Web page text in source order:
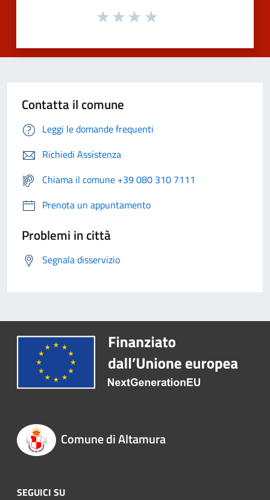
Contatta il comune
Leggi le domande frequenti
Richiedi Assistenza
Chiama il comune +39 080 310 7111
Prenota un appuntamento
Problemi in città
Segnala disservizio
Comune di Altamura
SEGUICI SU